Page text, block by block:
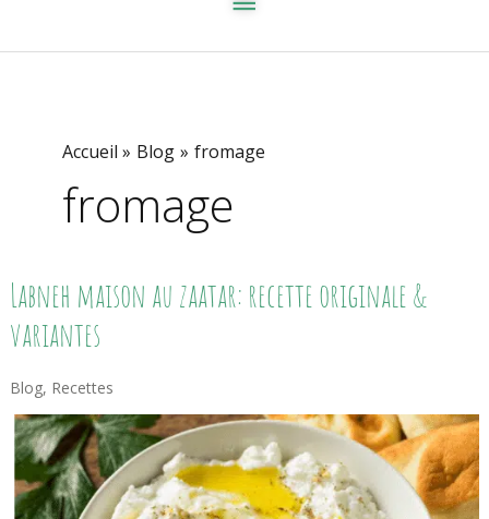
Accueil Blog fromage
fromage
Labneh maison au zaatar: recette originale &
variantes
Blog, Recettes
Labneh
Maison
Au
Zaatar:
Originale
Variantes